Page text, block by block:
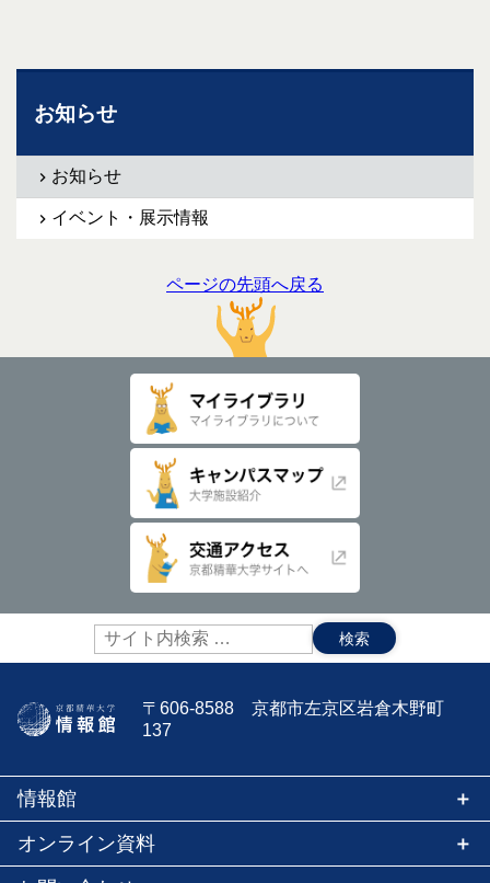
お知らせ
お知らせ
イベント・展示情報
ページの先頭へ戻る
サ
イ
ト
検
索:
〒606-8588 京都市左京区岩倉木野町
137
情報館
オンライン資料